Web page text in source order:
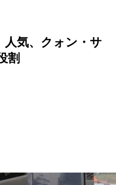
人気、クォン・サ
割